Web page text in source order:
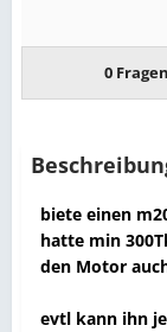
0 Fragen
biete einen
hatte min
den Motor
evtl kann ihn